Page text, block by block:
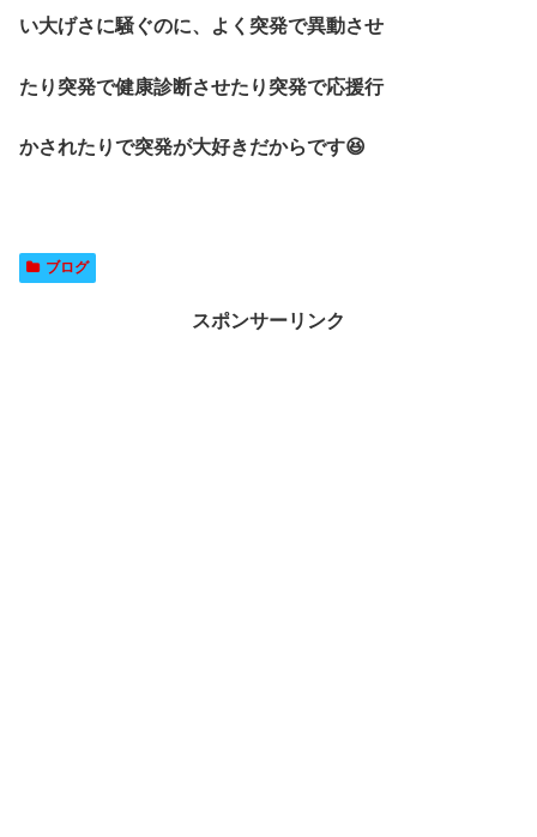
い大げさに騒ぐのに、よく突発で異動させ
たり突発で健康診断させたり突発で応援行
かされたりで突発が大好きだからです😆
ブログ
スポンサーリンク